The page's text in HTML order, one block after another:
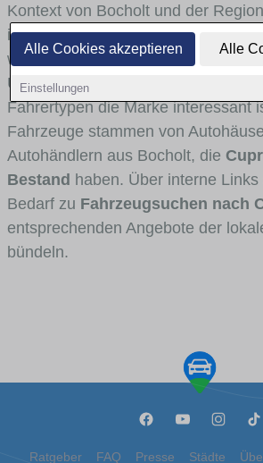
Alle Cookies akzeptieren Alle
Einstellungen
Kontext von Bocholt und der
in welchen Fahrzeugklassen Cupra
welche Modellreihen häufig im
Umlandverkehr zu sehen sind und
Fahrertypen die Marke interessant
Fahrzeuge stammen von
Autohändlern aus Bocholt, die
Bestand haben. Über interne
Bedarf zu Fahrzeugsuchen nach
entsprechenden Angebote der
bündeln.
Ratgeber FAQ Presse Städte